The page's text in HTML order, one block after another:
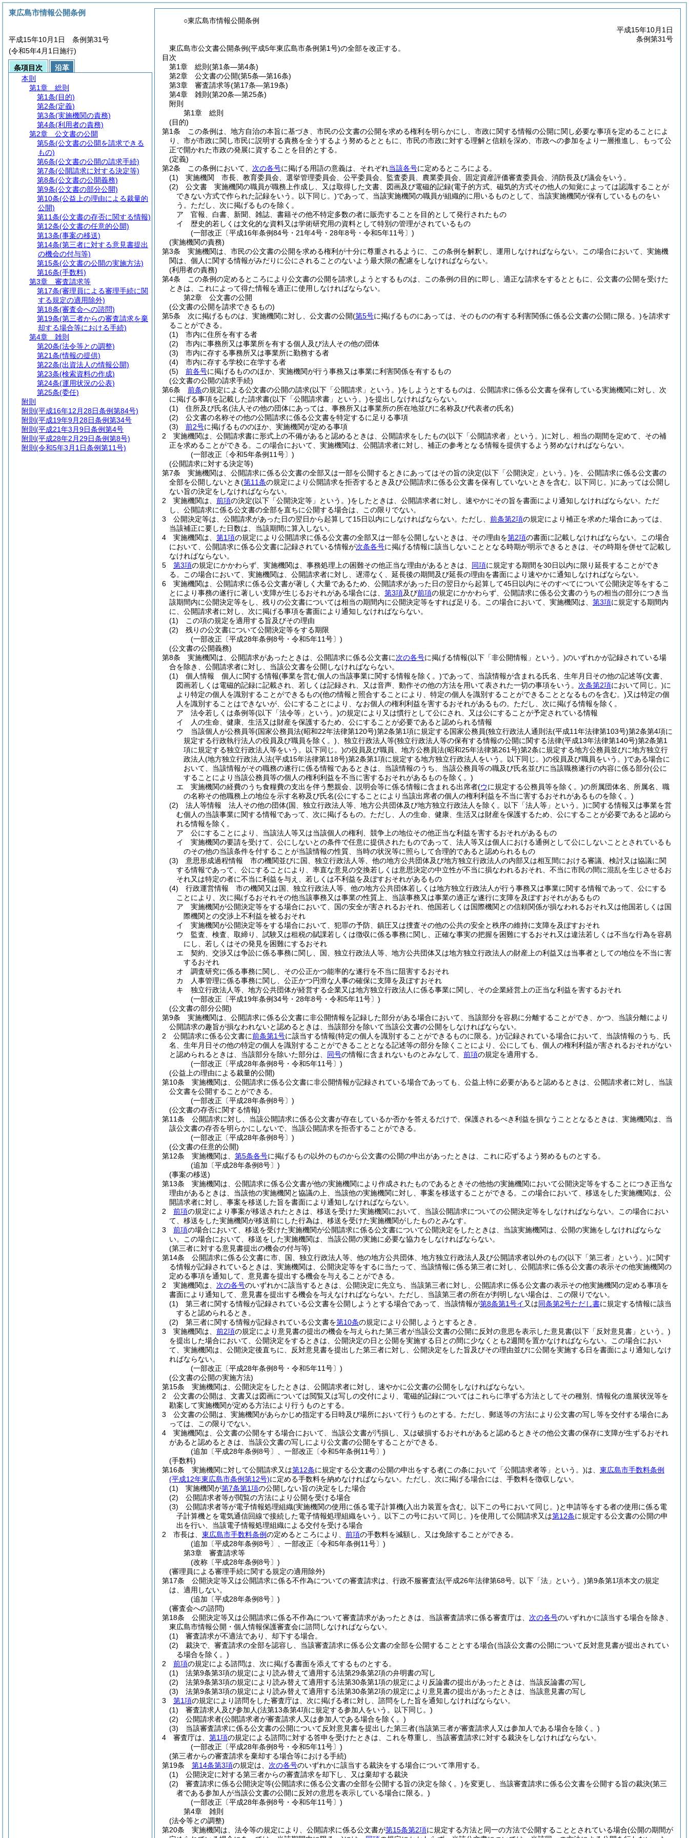
○東広島市情報公開条例
平成15年10月1日
条例第31号
東広島市公文書公開条例(平成5年東広島市条例第1号)の全部を改正する。
目次
第1章
総則 (第1条―第4条)
第2章
公文書の公開(第5条―第16条)
第3章
審査請求等(第17条―第19条)
第4章
雑則 (第20条―第25条)
附則
第1章
総則
(目的)
第1条
この条例は、地方自治の本旨に基づき、市民の公文書の公開を求める権利を明らかにし、市政に関する情報の公開に関し必要な事項を定めることによ
り、市が市政に関し市民に説明する責務を全うするよう努めるとともに、市民の市政に対する理解と信頼を深め、市政への参加をより一層推進し、もって公
正で開かれた市政の発展に資することを目的とする。
(定義)
第2条
この条例において、 次の各号に掲げる用語の意義は、それぞれ当該各号に定めるところによる。
(1)
実施機関 市長、教育委員会、選挙管理委員会、公平委員会、監査委員、農業委員会、固定資産評価審査委員会、消防長及び議会をいう。
(2)
公文書 実施機関の職員が職務上作成し、又は取得した文書、図画及び電磁的記録(電子的方式、磁気的方式その他人の知覚によっては認識することが
できない方式で作られた記録をいう。以下同じ。)であって、当該実施機関の職員が組織的に用いるものとして、当該実施機関が保有しているものをい
う。 ただし、次に掲げるものを除く。
ア
官報、白書、新聞、雑誌、書籍その他不特定多数の者に販売することを目的として発行されたもの
イ
歴史的若しくは文化的な資料又は学術研究用の資料として特別の管理がされているもの
(一部改正〔平成16年条例84号・21年4号・28年8号・令和5年11号〕)
(実施機関の責務)
第3条
実施機関は、市民の公文書の公開を求める権利が十分に尊重されるように、この条例を解釈し、運用しなければならない。
この場合において、実施機
関は、個人に関する情報がみだりに公にされることのないよう最大限の配慮をしなければならない。
(利用者の責務)
第4条
この条例の定めるところにより公文書の公開を請求しようとするものは、この条例の目的に即し、適正な請求をするとともに、公文書の公開を受けた
ときは、これによって得た情報を適正に使用しなければならない。
第2章
公文書の公開
(公文書の公開を請求できるもの)
第5条
次に掲げるものは、実施機関に対し、公文書の公開(第5号に掲げるものにあっては、そのものの有する利害関係に係る公文書の公開に限る。)を請求す
ることができる。
(1)
市内に住所を有する者
(2)
市内に事務所又は事業所を有する個人及び法人その他の団体
(3)
市内に存する事務所又は事業所に勤務する者
(4)
市内に存する学校に在学する者
(5)
前各号に掲げるもののほか、実施機関が行う事務又は事業に利害関係を有するもの
(公文書の公開の請求手続)
第6条
前条の規定による公文書の公開の請求(以下「公開請求」という。)をしようとするものは、公開請求に係る公文書を保有している実施機関に対し、次
に掲げる事項を記載した請求書(以下「公開請求書」という。)を提出しなければならない。
(1)
住所及び氏名(法人その他の団体にあっては、事務所又は事業所の所在地並びに名称及び代表者の氏名)
(2)
公文書の名称その他の公開請求に係る公文書を特定するに足りる事項
(3)
前2号に掲げるもののほか、実施機関が定める事項
2
実施機関は、公開請求書に形式上の不備があると認めるときは、公開請求をしたもの(以下「公開請求者」という。)に対し、相当の期間を定めて、その補
正を求めることができる。
この場合において、実施機関は、公開請求者に対し、補正の参考となる情報を提供するよう努めなければならない。
(一部改正〔令和5年条例11号〕)
(公開請求に対する決定等)
第7条
実施機関は、公開請求に係る公文書の全部又は一部を公開するときにあってはその旨の決定(以下「公開決定」という。)を、公開請求に係る公文書の
全部を公開しないとき(第11条の規定により公開請求を拒否するとき及び公開請求に係る公文書を保有していないときを含む。以下同じ。)にあっては公開し
ない旨の決定をしなければならない。
2
実施機関は、 前項の決定(以下「公開決定等」という。)をしたときは、公開請求者に対し、速やかにその旨を書面により通知しなければならない。 ただ
し、公開請求に係る公文書の全部を直ちに公開する場合は、この限りでない。
3
公開決定等は、公開請求があった日の翌日から起算して15日以内にしなければならない。 ただし、 前条第2項の規定により補正を求めた場合にあっては、
当該補正に要した日数は、当該期間に算入しない。
4
実施機関は、 第1項の規定により公開請求に係る公文書の全部又は一部を公開しないときは、その理由を第2項の書面に記載しなければならない。
この場合
において、公開請求に係る公文書に記録されている情報が次条各号に掲げる情報に該当しないこととなる時期が明示できるときは、その時期を併せて記載し
なければならない。
5
第3項の規定にかかわらず、実施機関は、事務処理上の困難その他正当な理由があるときは、 同項に規定する期間を30日以内に限り延長することができ
る。
この場合において、実施機関は、公開請求者に対し、遅滞なく、延長後の期間及び延長の理由を書面により速やかに通知しなければならない。
6
実施機関は、公開請求に係る公文書が著しく大量であるため、公開請求があった日の翌日から起算して45日以内にそのすべてについて公開決定等をするこ
とにより事務の遂行に著しい支障が生じるおそれがある場合には、 第3項及び前項の規定にかかわらず、公開請求に係る公文書のうちの相当の部分につき当
該期間内に公開決定等をし、残りの公文書については相当の期間内に公開決定等をすれば足りる。
この場合において、実施機関は、 第3項に規定する期間内
に、公開請求者に対し、次に掲げる事項を書面により通知しなければならない。
(1)
この項の規定を適用する旨及びその理由
(2)
残りの公文書について公開決定等をする期限
(一部改正〔平成28年条例8号・令和5年11号〕)
(公文書の公開義務)
第8条
実施機関は、公開請求があったときは、公開請求に係る公文書に次の各号に掲げる情報(以下「非公開情報」という。)のいずれかが記録されている場
合を除き、公開請求者に対し、当該公文書を公開しなければならない。
(1)
個人情報 個人に関する情報(事業を営む個人の当該事業に関する情報を除く。)であって、当該情報が含まれる氏名、生年月日その他の記述等(文書、
図画若しくは電磁的記録に記載され、若しくは記録され、又は音声、動作その他の方法を用いて表された一切の事項をいう。 次条第2項において同じ。)に
より特定の個人を識別することができるもの(他の情報と照合することにより、特定の個人を識別することができることとなるものを含む。)又は特定の個
人を識別することはできないが、公にすることにより、なお個人の権利利益を害するおそれがあるもの。 ただし、次に掲げる情報を除く。
ア
法令若しくは条例等(以下「法令等」という。)の規定により又は慣行として公にされ、又は公にすることが予定されている情報
イ
人の生命、健康、生活又は財産を保護するため、公にすることが必要であると認められる情報
ウ
当該個人が公務員等(国家公務員法(昭和22年法律第120号)第2条第1項に規定する国家公務員(独立行政法人通則法(平成11年法律第103号)第2条第4項に
規定する行政執行法人の役員及び職員を除く。) 、独立行政法人等(独立行政法人等の保有する情報の公開に関する法律(平成13年法律第140号)第2条第1
項に規定する独立行政法人等をいう。以下同じ。)の役員及び職員、地方公務員法(昭和25年法律第261号)第2条に規定する地方公務員並びに地方独立行
政法人(地方独立行政法人法(平成15年法律第118号)第2条第1項に規定する地方独立行政法人をいう。以下同じ。)の役員及び職員をいう。)である場合に
おいて、当該情報がその職務の遂行に係る情報であるときは、当該情報のうち、当該公務員等の職及び氏名並びに当該職務遂行の内容に係る部分(公に
することにより当該公務員等の個人の権利利益を不当に害するおそれがあるものを除く。)
エ
実施機関の経費のうち食糧費の支出を伴う懇親会、説明会等に係る情報に含まれる出席者(ウに規定する公務員等を除く。)の所属団体名、所属名、職
の名称その他職務上の地位を示す名称及び氏名(公にすることにより当該出席者の個人の権利利益を不当に害するおそれがあるものを除く。)
(2)
法人等情報 法人その他の団体(国、独立行政法人等、地方公共団体及び地方独立行政法人を除く。以下「法人等」という。)に関する情報又は事業を営
む個人の当該事業に関する情報であって、次に掲げるもの。 ただし、人の生命、健康、生活又は財産を保護するため、公にすることが必要であると認めら
れる情報を除く。
ア
公にすることにより、当該法人等又は当該個人の権利、競争上の地位その他正当な利益を害するおそれがあるもの
イ
実施機関の要請を受けて、公にしないとの条件で任意に提供されたものであって、法人等又は個人における通例として公にしないこととされているも
のその他の当該条件を付することが当該情報の性質、当時の状況等に照らして合理的であると認められるもの
(3)
意思形成過程情報 市の機関並びに国、独立行政法人等、他の地方公共団体及び地方独立行政法人の内部又は相互間における審議、検討又は協議に関
する情報であって、公にすることにより、率直な意見の交換若しくは意思決定の中立性が不当に損なわれるおそれ、不当に市民の間に混乱を生じさせるお
それ又は特定の者に不当に利益を与え、若しくは不利益を及ぼすおそれがあるもの
(4)
行政運営情報 市の機関又は国、独立行政法人等、他の地方公共団体若しくは地方独立行政法人が行う事務又は事業に関する情報であって、公にする
ことにより、次に掲げるおそれその他当該事務又は事業の性質上、当該事務又は事業の適正な遂行に支障を及ぼすおそれがあるもの
ア
実施機関が公開決定等をする場合において、国の安全が害されるおそれ、他国若しくは国際機関との信頼関係が損なわれるおそれ又は他国若しくは国
際機関との交渉上不利益を被るおそれ
イ
実施機関が公開決定等をする場合において、犯罪の予防、鎮圧又は捜査その他の公共の安全と秩序の維持に支障を及ぼすおそれ
ウ
監査、検査、取締り、試験又は租税の賦課若しくは徴収に係る事務に関し、正確な事実の把握を困難にするおそれ又は違法若しくは不当な行為を容易
にし、若しくはその発見を困難にするおそれ
エ
契約、交渉又は争訟に係る事務に関し、国、独立行政法人等、地方公共団体又は地方独立行政法人の財産上の利益又は当事者としての地位を不当に害
するおそれ
オ
調査研究に係る事務に関し、その公正かつ能率的な遂行を不当に阻害するおそれ
カ
人事管理に係る事務に関し、公正かつ円滑な人事の確保に支障を及ぼすおそれ
キ
独立行政法人等、地方公共団体が経営する企業又は地方独立行政法人に係る事業に関し、その企業経営上の正当な利益を害するおそれ
(一部改正〔平成19年条例34号・28年8号・令和5年11号〕)
(公文書の部分公開)
第9条
実施機関は、公開請求に係る公文書に非公開情報を記録した部分がある場合において、当該部分を容易に分離することができ、かつ、当該分離により
公開請求の趣旨が損なわれないと認めるときは、当該部分を除いて当該公文書の公開をしなければならない。
2
公開請求に係る公文書に前条第1号に該当する情報(特定の個人を識別することができるものに限る。)が記録されている場合において、当該情報のうち、氏
名、生年月日その他の特定の個人を識別することができることとなる記述等の部分を除くことにより、公にしても、個人の権利利益が害されるおそれがない
と認められるときは、当該部分を除いた部分は、 同号の情報に含まれないものとみなして、 前項の規定を適用する。
(一部改正〔平成28年条例8号・令和5年11号〕)
(公益上の理由による裁量的公開)
第10条
実施機関は、公開請求に係る公文書に非公開情報が記録されている場合であっても、公益上特に必要があると認めるときは、公開請求者に対し、当該
公文書を公開することができる。
(一部改正〔平成28年条例8号〕)
(公文書の存否に関する情報)
第11条
公開請求に対し、当該公開請求に係る公文書が存在しているか否かを答えるだけで、保護されるべき利益を損なうこととなるときは、実施機関は、当
該公文書の存否を明らかにしないで、当該公開請求を拒否することができる。
(一部改正〔平成28年条例8号〕)
(公文書の任意的公開)
第12条
実施機関は、 第5条各号に掲げるもの以外のものから公文書の公開の申出があったときは、これに応ずるよう努めるものとする。
(追加〔平成28年条例8号〕)
(事案の移送)
第13条
実施機関は、公開請求に係る公文書が他の実施機関により作成されたものであるときその他他の実施機関において公開決定等をすることにつき正当な
理由があるときは、当該他の実施機関と協議の上、当該他の実施機関に対し、事案を移送することができる。
この場合において、移送をした実施機関は、公
開請求者に対し、事案を移送した旨を書面により通知しなければならない。
2
前項の規定により事案が移送されたときは、移送を受けた実施機関において、当該公開請求についての公開決定等をしなければならない。
この場合におい
て、移送をした実施機関が移送前にした行為は、移送を受けた実施機関がしたものとみなす。
3
前項の場合において、移送を受けた実施機関が公開請求に係る公文書について公開決定をしたときは、当該実施機関は、公開の実施をしなければならな
い。
この場合において、移送をした実施機関は、当該公開の実施に必要な協力をしなければならない。
(第三者に対する意見書提出の機会の付与等)
第14条
公開請求に係る公文書に市、国、独立行政法人等、他の地方公共団体、地方独立行政法人及び公開請求者以外のもの(以下「第三者」という。)に関す
る情報が記録されているときは、実施機関は、公開決定等をするに当たって、当該情報に係る第三者に対し、公開請求に係る公文書の表示その他実施機関の
定める事項を通知して、意見書を提出する機会を与えることができる。
2
実施機関は、 次の各号のいずれかに該当するときは、公開決定に先立ち、当該第三者に対し、公開請求に係る公文書の表示その他実施機関の定める事項を
書面により通知して、意見書を提出する機会を与えなければならない。 ただし、当該第三者の所在が判明しない場合は、この限りでない。
(1)
第三者に関する情報が記録されている公文書を公開しようとする場合であって、当該情報が第8条第1号イ 又は同条第2号ただし書に規定する情報に該当
すると認められるとき。
(2)
第三者に関する情報が記録されている公文書を第10条の規定により公開しようとするとき。
3
実施機関は、 前2項の規定により意見書の提出の機会を与えられた第三者が当該公文書の公開に反対の意思を表示した意見書(以下「反対意見書」という。)
を提出した場合において、公開決定をするときは、公開決定の日と公開を実施する日との間に少なくとも2週間を置かなければならない。
この場合におい
て、実施機関は、公開決定後直ちに、反対意見書を提出した第三者に対し、公開決定をした旨及びその理由並びに公開を実施する日を書面により通知しなけ
ればならない。
(一部改正〔平成28年条例8号・令和5年11号〕)
(公文書の公開の実施方法)
第15条
実施機関は、公開決定をしたときは、公開請求者に対し、速やかに公文書の公開をしなければならない。
2
公文書の公開は、文書又は図画については閲覧又は写しの交付により、電磁的記録についてはこれらに準ずる方法としてその種別、情報化の進展状況等を
勘案して実施機関が定める方法により行うものとする。
3
公文書の公開は、実施機関があらかじめ指定する日時及び場所において行うものとする。 ただし、郵送等の方法により公文書の写し等を交付する場合にあ
っては、この限りでない。
4
実施機関は、公文書の公開をする場合において、当該公文書が汚損し、又は破損するおそれがあると認めるときその他公文書の保存に支障が生ずるおそれ
があると認めるときは、当該公文書の写しにより公文書の公開をすることができる。
(追加〔平成28年条例8号〕、一部改正〔令和5年条例11号〕)
(手数料)
第16条
実施機関に対して公開請求又は第12条に規定する公文書の公開の申出をする者(この条において「公開請求者等」という。)は、 東広島市手数料条例
(平成12年東広島市条例第12号)に定める手数料を納めなければならない。 ただし、次に掲げる場合には、手数料を徴収しない。
(1)
実施機関が第7条第1項の公開しない旨の決定をした場合
(2)
公開請求者等が閲覧の方法により公開を受ける場合
(3)
公開請求者等が電子情報処理組織(実施機関の使用に係る電子計算機(入出力装置を含む。以下この号において同じ。)と申請等をする者の使用に係る電
子計算機とを電気通信回線で接続した電子情報処理組織をいう。以下この号において同じ。)を使用して公開請求又は第12条に規定する公文書の公開の申
出を行い、当該電子情報処理組織による交付を受ける場合
2
市長は、 東広島市手数料条例の定めるところにより、 前項の手数料を減額し、又は免除することができる。
(追加〔平成28年条例8号〕、一部改正〔令和5年条例11号〕)
第3章
審査請求等
(改称〔平成28年条例8号〕)
(審理員による審理手続に関する規定の適用除外)
第17条
公開決定等又は公開請求に係る不作為についての審査請求は、行政不服審査法(平成26年法律第68号。以下「法」という。)第9条第1項本文の規定
は、適用しない。
(追加〔平成28年条例8号〕)
(審査会への諮問)
第18条
公開決定等又は公開請求に係る不作為について審査請求があったときは、当該審査請求に係る審査庁は、 次の各号のいずれかに該当する場合を除き、
東広島市情報公開・個人情報保護審査会に諮問しなければならない。
(1)
審査請求が不適法であり、却下する場合。
(2)
裁決で、審査請求の全部を認容し、当該審査請求に係る公文書の全部を公開することとする場合(当該公文書の公開について反対意見書が提出されてい
る場合を除く。)
2
前項の規定による諮問は、次に掲げる書面を添えてするものとする。
(1)
法第9条第3項の規定により読み替えて適用する法第29条第2項の弁明書の写し
(2)
法第9条第3項の規定により読み替えて適用する法第30条第1項の規定により反論書の提出があったときは、当該反論書の写し
(3)
法第9条第3項の規定により読み替えて適用する法第30条第2項の規定により意見書の提出があったときは、当該意見書の写し
3
第1項の規定により諮問をした審査庁は、次に掲げる者に対し、諮問をした旨を通知しなければならない。
(1)
審査請求人及び参加人(法第13条第4項に規定する参加人をいう。以下同じ。)
(2)
公開請求者(公開請求者が審査請求人又は参加人である場合を除く。)
(3)
当該審査請求に係る公文書の公開について反対意見書を提出した第三者(当該第三者が審査請求人又は参加人である場合を除く。)
4
審査庁は、 第1項の規定による諮問に対する答申を受けたときは、これを尊重し、当該審査請求に対する裁決をしなければならない。
(一部改正〔平成28年条例8号・令和5年11号〕)
(第三者からの審査請求を棄却する場合等における手続)
第19条
第14条第3項の規定は、 次の各号のいずれかに該当する裁決をする場合について準用する。
(1)
公開決定に対する第三者からの審査請求を却下し、又は棄却する裁決
(2)
審査請求に係る公開決定等(公開請求に係る公文書の全部を公開する旨の決定を除く。)を変更し、当該審査請求に係る公文書を公開する旨の裁決(第三
者である参加人が当該公文書の公開に反対の意思を表示している場合に限る。)
(一部改正〔平成28年条例8号・令和5年11号〕)
第4章
雑則
(法令等との調整)
第20条
実施機関は、法令等の規定により、公開請求に係る公文書が第15条第2項に規定する方法と同一の方法で公開することとされている場合(公開の期間が
東広島市情報公開条例
平成15年10月1日 条例第31号
(令和5年4月1日施行)
条項目次
沿革
本則
第1章
総則
第1条(目的)
第2条(定義)
第3条(実施機関の責務)
第4条(利用者の責務)
第2章
公文書の公開
第5条(公文書の公開を請求できる
もの)
第6条(公文書の公開の請求手続)
第7条(公開請求に対する決定等)
第8条(公文書の公開義務)
第9条(公文書の部分公開)
第10条(公益上の理由による裁量的
公開)
第11条(公文書の存否に関する情報)
第12条(公文書の任意的公開)
第13条(事案の移送)
第14条(第三者に対する意見書提出
の機会の付与等)
第15条(公文書の公開の実施方法)
第16条(手数料)
第3章
審査請求等
第17条(審理員による審理手続に関
する規定の適用除外)
第18条(審査会への諮問)
第19条(第三者からの審査請求を棄
却する場合等における手続)
第4章
雑則
第20条(法令等との調整)
第21条(情報の提供)
第22条(出資法人の情報公開)
第23条(検索資料の作成)
第24条(運用状況の公表)
第25条(委任)
附則
附則 (平成16年12月28日条例第84号)
附則 (平成19年9月28日条例第34号
附則 (平成21年3月9日条例第4号
附則 (平成28年2月29日条例第8号)
附則 (令和5年3月1日条例第11号)